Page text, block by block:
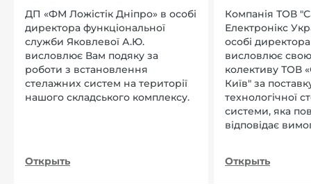
ДП «ФМ Ложістік Дніпро» в особі
директора функціональної
служби Яковлевої А.Ю.
висловлює Вам подяку за
роботи з встановлення
стелажних систем на території
нашого складського комплексу.
Открыть
Компанія ТОВ
Електронікс
особі
висловлює
колективу ТОВ
Київ" за
технологічної
системи, яка
відповідає
Открыть